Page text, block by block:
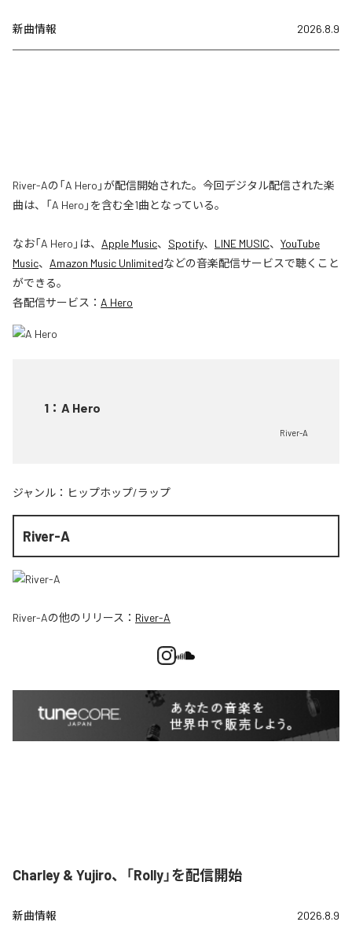
新曲情報 2026.8.9
River-Aの「A Hero」が配信開始された。今回デジタル配信された楽
曲は、「A Hero」を含む全1曲となっている。
なお「A Hero 」は、 Apple Music、 Spotify、 LINE MUSIC、 YouTube
Music、 Amazon Music Unlimitedなどの音楽配信サービスで聴くこと
ができる。
各配信サービス： A Hero
1 ： A Hero
River-A
ジャンル： ヒップホップ/ラップ
River-A
River-Aの他のリリース： River-A
Charley & Yujiro、「Rolly」を配信開始
新曲情報 2026.8.9